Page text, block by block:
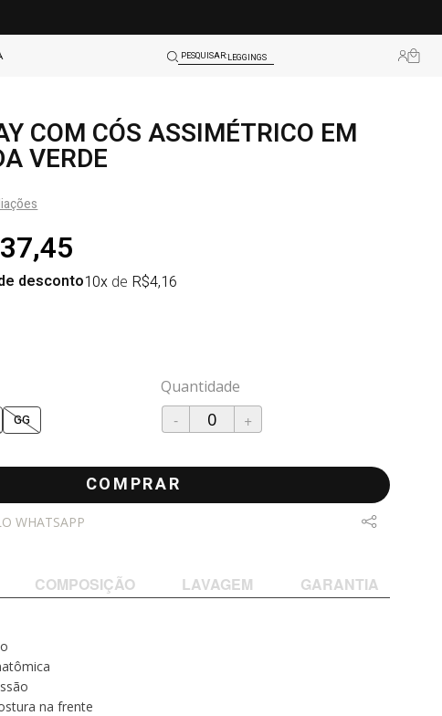
PESQUISAR:LEGGINGS
SHORTS
COM CÓS ASSIMÉTRICO EM
VERDE
desconto10x de R$4,16
GG - +
COMPRAR
WHATSAPP
COMPOSIÇÃO LAVAGEM GARANTIA
na frente